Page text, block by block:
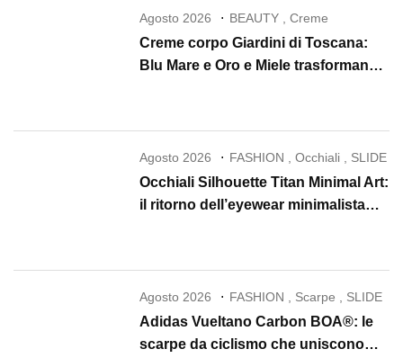
Agosto 2026 BEAUTY ,Creme
Creme corpo Giardini di Toscana:
Blu Mare e Oro e Miele trasformano
Agosto 2026 FASHION ,Occhiali SLIDE
Occhiali Silhouette Titan Minimal Art:
il ritorno dell’eyewear minimalista
Agosto 2026 FASHION Scarpe SLIDE
Adidas Vueltano Carbon BOA®: le
scarpe da ciclismo che uniscono